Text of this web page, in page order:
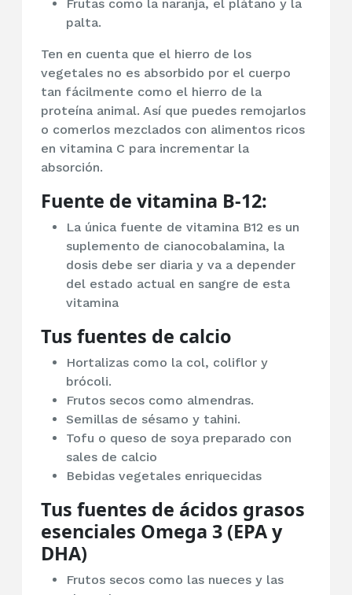
Frutas como la naranja, el plátano y la
palta.
Ten en cuenta que el hierro de los
vegetales no es absorbido por el cuerpo
tan fácilmente como el hierro de la
proteína animal. Así que puedes remojarlos
o comerlos mezclados con alimentos ricos
en vitamina C para incrementar la
absorción.
Fuente de vitamina B-12:
La única fuente de vitamina B12 es un
suplemento de cianocobalamina, la
dosis debe ser diaria y va a depender
del estado actual en sangre de esta
vitamina
Tus fuentes de calcio
Hortalizas como la col, coliflor y
brócoli.
Frutos secos como almendras.
Semillas de sésamo y tahini.
Tofu o queso de soya preparado con
sales de calcio
Bebidas vegetales enriquecidas
Tus fuentes de ácidos grasos
esenciales Omega 3 (EPA y
DHA)
Frutos secos como las nueces y las